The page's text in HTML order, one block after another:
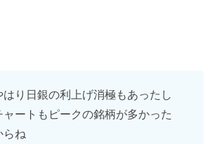
はり日銀の利上げ消極もあったし
ャートもピークの銘柄が多かった
らね